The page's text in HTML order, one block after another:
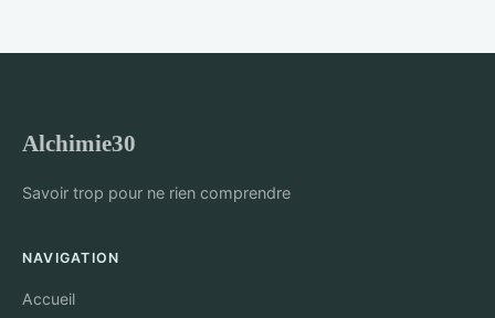
Alchimie30
Savoir trop pour ne rien comprendre
NAVIGATION
Accueil